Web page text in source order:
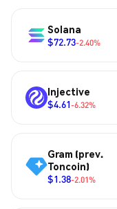
Solana
$72.73-2.40%
Injective
$4.61-6.32%
Gram (prev.
Toncoin)
$1.38-2.01%